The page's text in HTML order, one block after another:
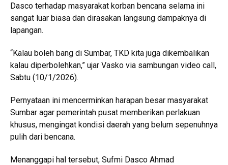
Dasco terhadap masyarakat korban bencana selama ini
sangat luar biasa dan dirasakan langsung dampaknya di
lapangan.
“Kalau boleh bang di Sumbar, TKD kita juga dikembalikan
kalau diperbolehkan,” ujar Vasko via sambungan video call,
Sabtu (10/1/2026).
Pernyataan ini mencerminkan harapan besar masyarakat
Sumbar agar pemerintah pusat memberikan perlakuan
khusus, mengingat kondisi daerah yang belum sepenuhnya
pulih dari bencana.
Menanggapi hal tersebut, Sufmi Dasco Ahmad